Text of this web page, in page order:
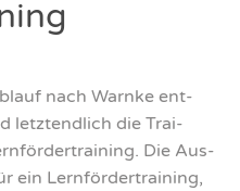
nach Warn­ke ent­
letzt­end­lich die Trai­
Die Aus­
ein Lern­för­der­trai­ning,